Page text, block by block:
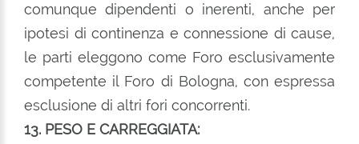
comunque dipendenti o inerenti, anche per
ipotesi di continenza e connessione di cause,
le parti eleggono come Foro esclusivamente
competente il Foro di Bologna, con espressa
esclusione di altri fori concorrenti.
13. PESO E CARREGGIATA: